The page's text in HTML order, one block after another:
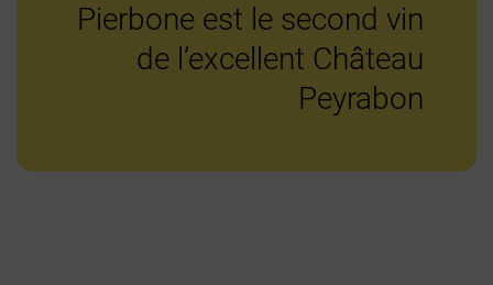
Pierbone est le second vin
de l’excellent Château
Peyrabon